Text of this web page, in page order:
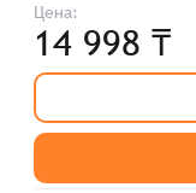
Цена:
14 998 ₸